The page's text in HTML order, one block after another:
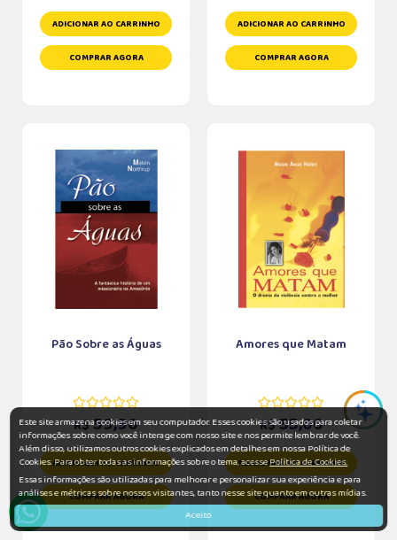
ADICIONAR AO CARRINHO
COMPRAR AGORA
ADICIONAR AO CARRINHO
COMPRAR AGORA
Pão Sobre as Águas
R$59,90
ADICIONAR AO CARRINHO
COMPRAR AGORA
Amores que Matam
R$55,00
ADICIONAR AO CARRINHO
COMPRAR AGORA
Este site armazena cookies em seu computador. Esses cookies são usados para coletar
informações sobre como você interage com nosso site e nos permite lembrar de você.
Além disso, utilizamos outros cookies explicados em detalhes em nossa Política de
Cookies. Para obter todas as informações sobre o tema, acessePolítica de Cookies.
Essas informações são utilizadas para melhorar e personalizar sua experiência e para
análises e métricas sobre nossos visitantes, tanto nesse site quanto em outras mídias.
Aceito